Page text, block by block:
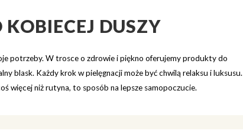
DUSZY
potrzeby. W trosce o zdrowie i piękno oferujemy produkty do
blask. Każdy krok w pielęgnacji może być chwilą relaksu i luksusu.
więcej niż rutyna, to sposób na lepsze samopoczucie.